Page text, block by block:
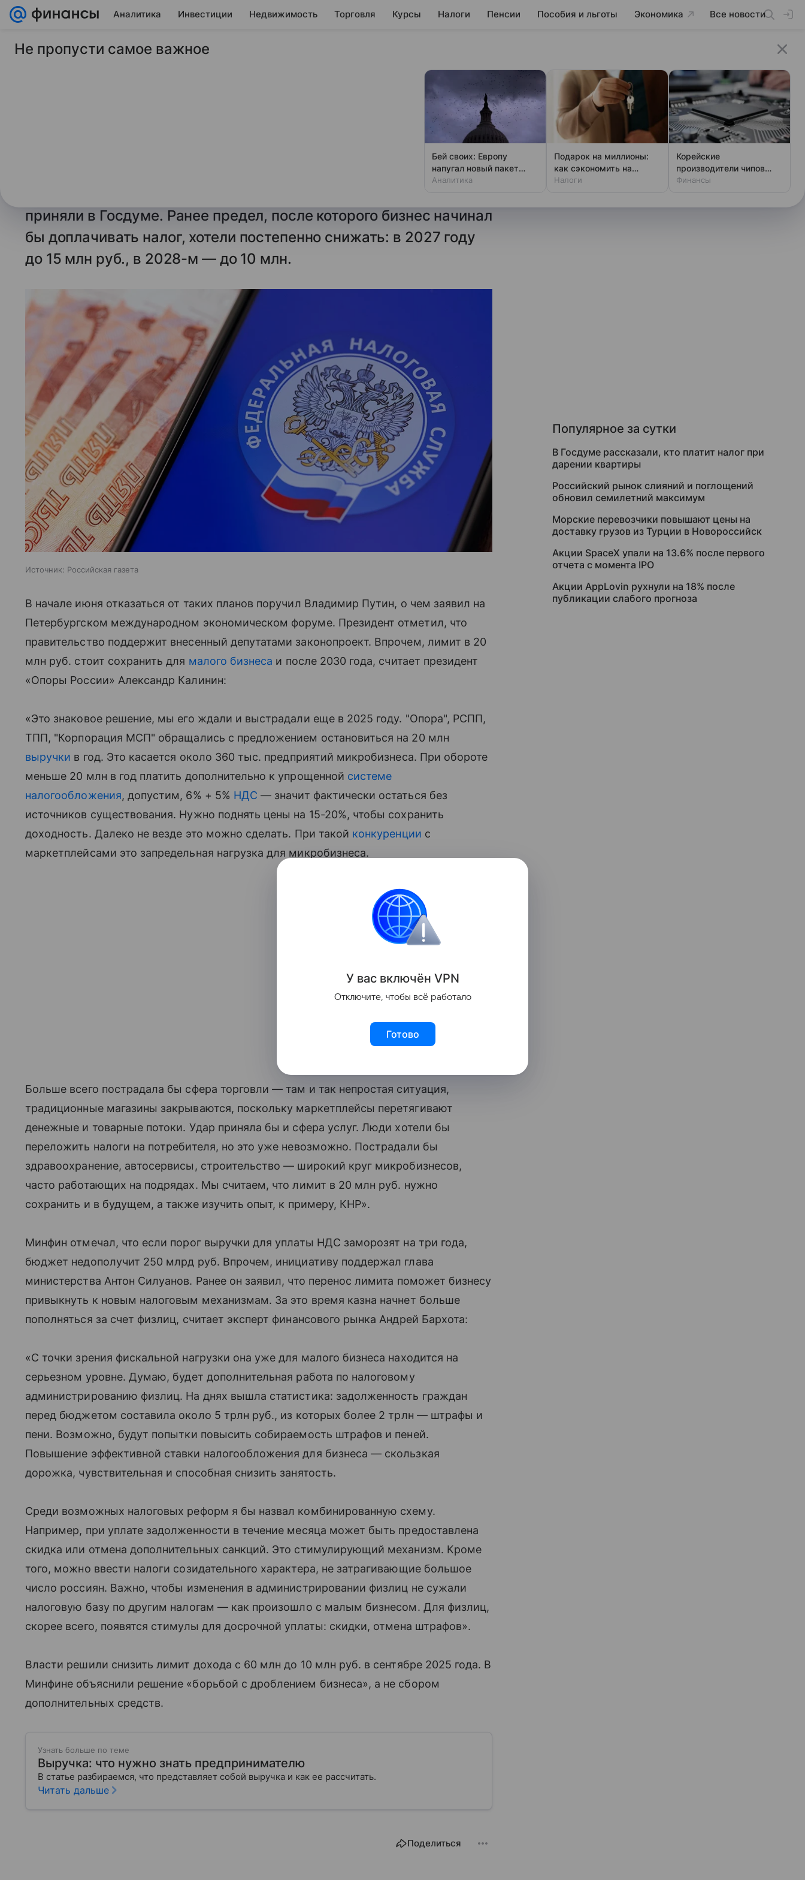
Аналитика Инвестиции Недвижимость Торговля Курсы Налоги Пенсии Пособия и льготы Экономика Все новости
25 июня 2026 Коммерсантъ-FM
потолок. Почему порог выручки для
уплаты НДС заморозят до 2030 года
приняли в Госдуме. Ранее предел, после которого бизнес начинал
бы доплачивать налог, хотели постепенно снижать: в 2027 году
до 15 млн руб., в 2028-м — до 10 млн.
Источник: Российская газета
В начале июня отказаться от таких планов поручил Владимир Путин, о чем заявил на
Петербургском международном экономическом форуме. Президент отметил, что
правительство поддержит внесенный депутатами законопроект. Впрочем, лимит в 20
млн руб. стоит сохранить для малого бизнеса и после 2030 года, считает президент
«Опоры России» Александр Калинин:
«Это знаковое решение, мы его ждали и выстрадали еще в 2025 году. "Опора", РСПП,
ТПП, "Корпорация МСП" обращались с предложением остановиться на 20 млн
выручки в год. Это касается около 360 тыс. предприятий микробизнеса. При обороте
меньше 20 млн в год платить дополнительно к упрощенной системе
налогообложения, допустим, 6% + 5% НДС — значит фактически остаться без
источников существования. Нужно поднять цены на 15-20%, чтобы сохранить
доходность. Далеко не везде это можно сделать. При такой конкуренции с
маркетплейсами это запредельная нагрузка для микробизнеса.
Больше всего пострадала бы сфера торговли — там и так непростая ситуация,
традиционные магазины закрываются, поскольку маркетплейсы перетягивают
денежные и товарные потоки. Удар приняла бы и сфера услуг. Люди хотели бы
переложить налоги на потребителя, но это уже невозможно. Пострадали бы
здравоохранение, автосервисы, строительство — широкий круг микробизнесов,
часто работающих на подрядах. Мы считаем, что лимит в 20 млн руб. нужно
сохранить и в будущем, а также изучить опыт, к примеру, КНР».
Минфин отмечал, что если порог выручки для уплаты НДС заморозят на три года,
бюджет недополучит 250 млрд руб. Впрочем, инициативу поддержал глава
министерства Антон Силуанов. Ранее он заявил, что перенос лимита поможет бизнесу
привыкнуть к новым налоговым механизмам. За это время казна начнет больше
пополняться за счет физлиц, считает эксперт финансового рынка Андрей Бархота:
«С точки зрения фискальной нагрузки она уже для малого бизнеса находится на
серьезном уровне. Думаю, будет дополнительная работа по налоговому
администрированию физлиц. На днях вышла статистика: задолженность граждан
перед бюджетом составила около 5 трлн руб., из которых более 2 трлн — штрафы и
пени. Возможно, будут попытки повысить собираемость штрафов и пеней.
Повышение эффективной ставки налогообложения для бизнеса — скользкая
дорожка, чувствительная и способная снизить занятость.
Среди возможных налоговых реформ я бы назвал комбинированную схему.
Например, при уплате задолженности в течение месяца может быть предоставлена
скидка или отмена дополнительных санкций. Это стимулирующий механизм. Кроме
того, можно ввести налоги созидательного характера, не затрагивающие большое
число россиян. Важно, чтобы изменения в администрировании физлиц не сужали
налоговую базу по другим налогам — как произошло с малым бизнесом. Для физлиц,
скорее всего, появятся стимулы для досрочной уплаты: скидки, отмена штрафов».
Власти решили снизить лимит дохода с 60 млн до 10 млн руб. в сентябре 2025 года. В
Минфине объяснили решение «борьбой с дроблением бизнеса», а не сбором
дополнительных средств.
Узнать больше по теме
Выручка: что нужно знать предпринимателю
В статье разбираемся, что представляет собой выручка и как ее рассчитать.
Читать дальше
Поделиться
Популярное за сутки
В Госдуме рассказали, кто платит налог при
дарении квартиры
Российский рынок слияний и поглощений
обновил семилетний максимум
Морские перевозчики повышают цены на
доставку грузов из Турции в Новороссийск
Акции SpaceX упали на 13.6% после первого
отчета с момента IPO
Акции AppLovin рухнули на 18% после
публикации слабого прогноза
Не пропусти самое важное
Бей своих: Европу
напугал новый пакет
«адских санкций» США
Аналитика
Подарок на миллионы:
как сэкономить на
налоге
Налоги
Корейские
производители чипов
тайно тестируют
Финансы
У вас включён VPN
Отключите, чтобы всё работало
Готово